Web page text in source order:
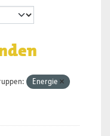
Energie